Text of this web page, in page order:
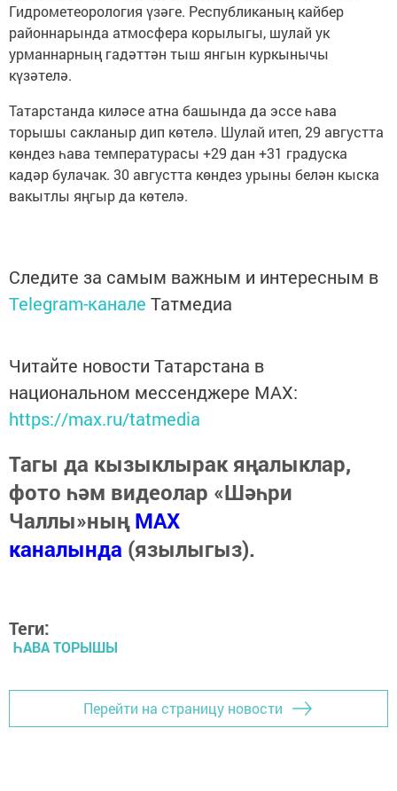
Гидрометеорология үзәге. Республиканың кайбер
районнарында атмосфера корылыгы, шулай ук
урманнарның гадәттән тыш янгын куркынычы
күзәтелә.
Татарстанда киләсе атна башында да эссе һава
торышы сакланыр дип көтелә. Шулай итеп, 29 августта
көндез һава температурасы +29 дан +31 градуска
кадәр булачак. 30 августта көндез урыны белән кыска
вакытлы яңгыр да көтелә.
Следите за самым важным и интересным в
Telegram-канале Татмедиа
Читайте новости Татарстана в
национальном мессенджере MАХ:
https://max.ru/tatmedia
Тагы да кызыклырак яңалыклар,
фото һәм видеолар «Шәһри
Чаллы»ныңMAX
каналында (язылыгыз).
Теги:
ҺАВА ТОРЫШЫ
Перейти на страницу новости